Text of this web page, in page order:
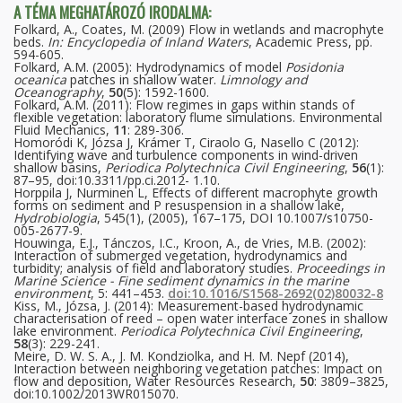
A TÉMA MEGHATÁROZÓ IRODALMA:
Folkard, A., Coates, M. (2009) Flow in wetlands and macrophyte
beds. In: Encyclopedia of Inland Waters, Academic Press, pp.
594-605.
Folkard, A.M. (2005): Hydrodynamics of model Posidonia
oceanica patches in shallow water. Limnology and
Oceanography, 50(5): 1592-1600.
Folkard, A.M. (2011): Flow regimes in gaps within stands of
flexible vegetation: laboratory flume simulations. Environmental
Fluid Mechanics, 11: 289-306.
Homoródi K, Józsa J, Krámer T, Ciraolo G, Nasello C (2012):
Identifying wave and turbulence components in wind-driven
shallow basins, Periodica Polytechnica Civil Engineering, 56(1):
87–95, doi:10.3311/pp.ci.2012- 1.10.
Horppila J, Nurminen L, Effects of different macrophyte growth
forms on sediment and P resuspension in a shallow lake,
Hydrobiologia, 545(1), (2005), 167–175, DOI 10.1007/s10750-
005-2677-9.
Houwinga, E.J., Tánczos, I.C., Kroon, A., de Vries, M.B. (2002):
Interaction of submerged vegetation, hydrodynamics and
turbidity; analysis of field and laboratory studies. Proceedings in
Marine Science - Fine sediment dynamics in the marine
environment, 5: 441–453. doi:10.1016/S1568-2692(02)80032-8
Kiss, M., Józsa, J. (2014): Measurement-based hydrodynamic
characterisation of reed – open water interface zones in shallow
lake environment. Periodica Polytechnica Civil Engineering,
58(3): 229-241.
Meire, D. W. S. A., J. M. Kondziolka, and H. M. Nepf (2014),
Interaction between neighboring vegetation patches: Impact on
flow and deposition, Water Resources Research, 50: 3809–3825,
doi:10.1002/2013WR015070.